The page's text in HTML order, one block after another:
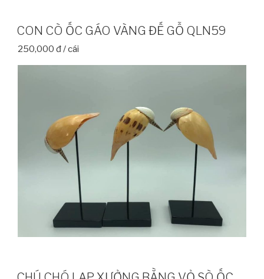
CON CÒ ỐC GÁO VÀNG ĐẾ GỖ QLN59
250,000 đ / cái